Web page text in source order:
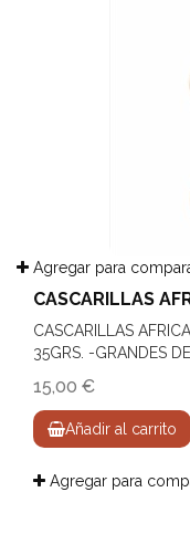
Agregar para
CASCARILLAS
CASCARILLAS
35GRS. -GRANDES
15,00 €
Añadir al carrito
Agregar para